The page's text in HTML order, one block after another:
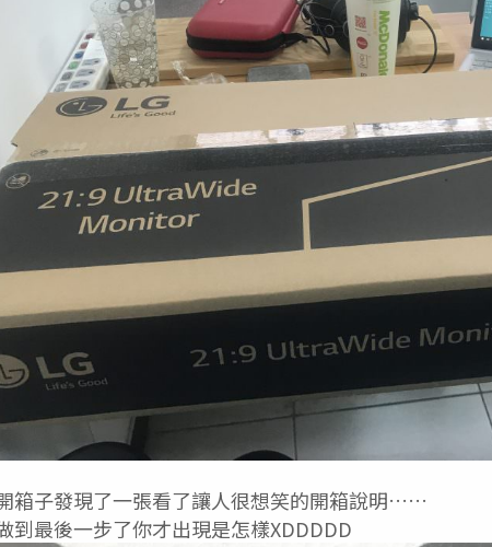
箱子發現了一張看了讓人很想笑的開箱說明……
到最後一步了你才出現是怎樣XDDDDD